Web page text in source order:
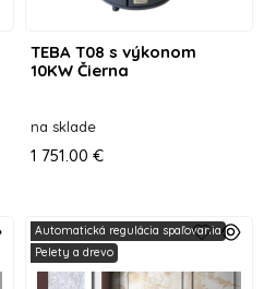
TEBA T08 s výkonom
10KW Čierna
na sklade
1 751.00 €
Automatická regulácia spaľovania
Pelety a drevo